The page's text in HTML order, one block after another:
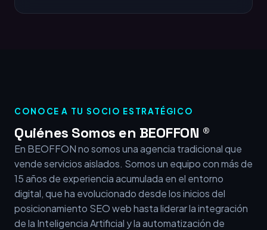
CONOCE A TU SOCIO ESTRATÉGICO
Quiénes Somos en BEOFFON ®
En BEOFFON no somos una agencia tradicional que
vende servicios aislados. Somos un equipo con más de
15 años de experiencia acumulada en el entorno
digital, que ha evolucionado desde los inicios del
posicionamiento SEO web hasta liderar la integración
de la Inteligencia Artificial y la automatización de